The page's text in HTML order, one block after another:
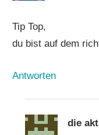
Tip Top,
du bist auf dem
Antworten
die